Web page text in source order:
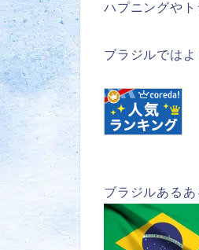
ハプニングやト
ブラジルではよ
ブラジルあるあ